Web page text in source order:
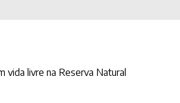
vida livre na Reserva Natural